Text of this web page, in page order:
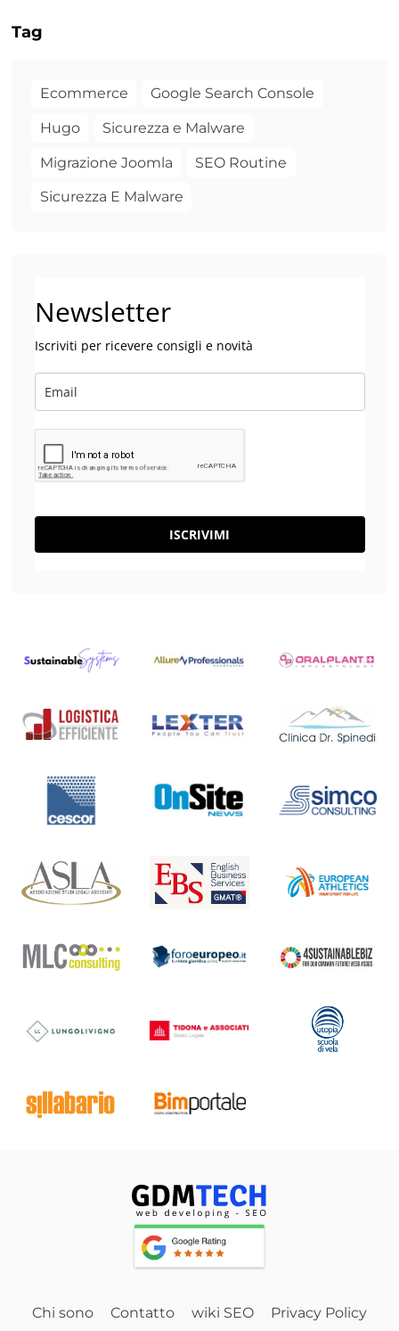
Tag
Ecommerce Google Search Console
Hugo Sicurezza e Malware
Migrazione Joomla SEO Routine
Sicurezza E Malware
Newsletter
Iscriviti per ricevere consigli e novità
ISCRIVIMI
Chi sono Contatto wiki SEO Privacy Policy